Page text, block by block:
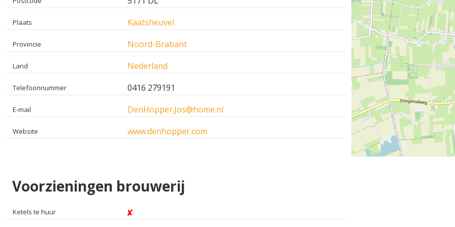
Plaats Kaatsheuvel
Provincie Noord-Brabant
Land Nederland
Telefoonnummer 0416 279191
E-mail DenHopper.Jos@home.nl
Website www.denhopper.com
Voorzieningen brouwerij
Ketels te huur